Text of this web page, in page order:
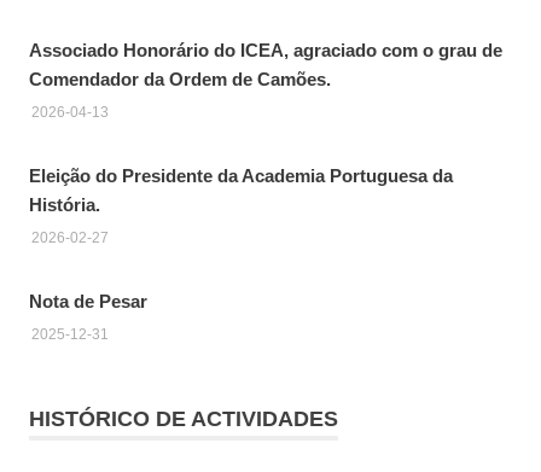
Associado Honorário do ICEA, agraciado com o grau de
Comendador da Ordem de Camões.
2026-04-13
Eleição do Presidente da Academia Portuguesa da
História.
2026-02-27
Nota de Pesar
2025-12-31
HISTÓRICO DE ACTIVIDADES